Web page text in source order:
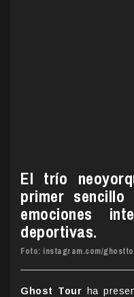
El trío
primer sencillo
emociones
deportivas.
Foto: instagram.com/
Ghost Tour ha